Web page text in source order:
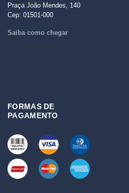
Praça João Mendes, 140
Cep: 01501-000
Saiba como chegar
FORMAS DE
PAGAMENTO